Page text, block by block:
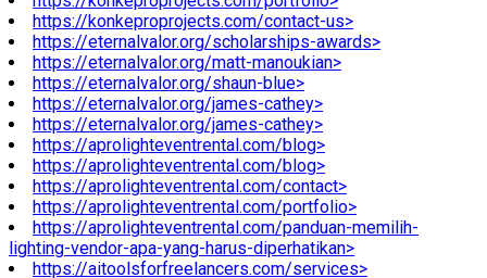
https://konkeproprojects.com/contact-us>
https://eternalvalor.org/scholarships-awards>
https://eternalvalor.org/matt-manoukian>
https://eternalvalor.org/shaun-blue>
https://eternalvalor.org/james-cathey>
https://eternalvalor.org/james-cathey>
https://aprolighteventrental.com/blog>
https://aprolighteventrental.com/blog>
https://aprolighteventrental.com/contact>
https://aprolighteventrental.com/portfolio>
https://aprolighteventrental.com/panduan-memilih-
lighting-vendor-apa-yang-harus-diperhatikan>
https://aitoolsforfreelancers.com/services>